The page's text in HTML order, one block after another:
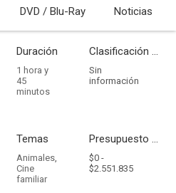
DVD / Blu-Ray Noticias
Duración
1 hora y
45
minutos
Clasificación por edades
Sin
información
Temas
Animales,
Cine
familiar
Presupuesto - Ingresos
$0 -
$2.551.835